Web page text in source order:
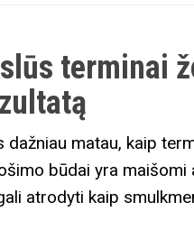
terminai
dažniau matau, kaip
būdai yra maišomi
atrodyti kaip